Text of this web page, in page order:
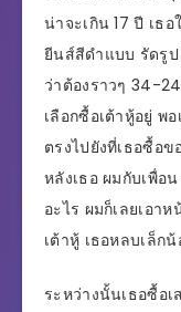
น่าจะเกิน 17 ปี เธ
ยีนส์สีดำแบบ รัดรูป
ว่าต้องราวๆ 34-
เลือกซื้อเต้าหู้อยู่ พ
ตรงไปยังที่เธอซื้อ
หลังเธอ ผมกับเพื่อ
อะไร ผมก็เลยเอา
เต้าหู้ เธอหลบเล็กน้
ระหว่างนั้นเธอซื้อ